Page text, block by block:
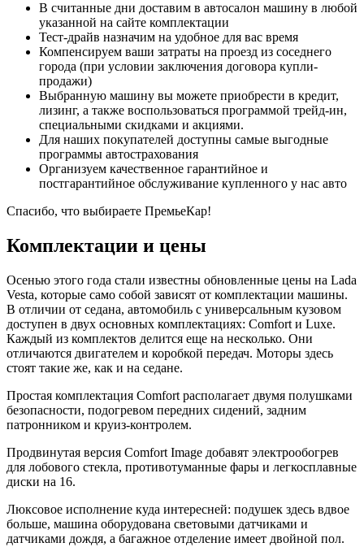
В считанные дни доставим в автосалон машину в любой
указанной на сайте комплектации
Тест-драйв назначим на удобное для вас время
Компенсируем ваши затраты на проезд из соседнего
города (при условии заключения договора купли-
продажи)
Выбранную машину вы можете приобрести в кредит,
лизинг, а также воспользоваться программой трейд-ин,
специальными скидками и акциями.
Для наших покупателей доступны самые выгодные
программы автострахования
Организуем качественное гарантийное и
постгарантийное обслуживание купленного у нас авто
Спасибо, что выбираете ПремьеКар!
Комплектации и цены
Осенью этого года стали известны обновленные цены на Lada
Vesta, которые само собой зависят от комплектации машины.
В отличии от седана, автомобиль с универсальным кузовом
доступен в двух основных комплектациях: Comfort и Luxe.
Каждый из комплектов делится еще на несколько. Они
отличаются двигателем и коробкой передач. Моторы здесь
стоят такие же, как и на седане.
Простая комплектация Comfort располагает двумя полушками
безопасности, подогревом передних сидений, задним
патронником и круиз-контролем.
Продвинутая версия Comfort Image добавят электрообогрев
для лобового стекла, противотуманные фары и легкосплавные
диски на 16.
Люксовое исполнение куда интересней: подушек здесь вдвое
больше, машина оборудована световыми датчиками и
датчиками дождя, а багажное отделение имеет двойной пол.